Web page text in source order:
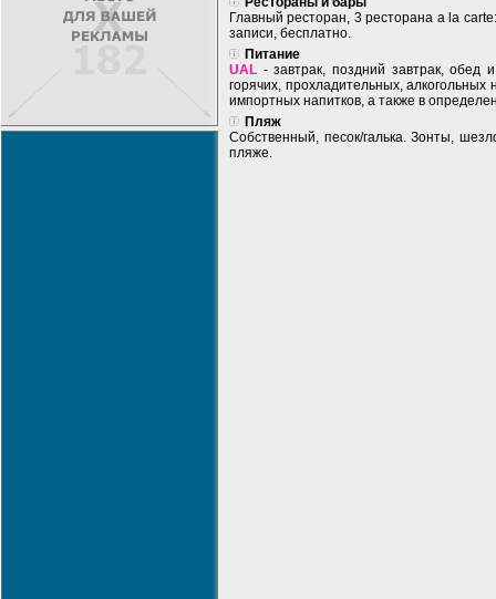
Главный ресторан, 3 ресторана a la
записи, бесплатно.
Питание
UAL - завтрак, поздний завтрак,
горячих, прохладительных,
импортных напитков, а также в
Пляж
Собственный, песок/галька. Зонты,
пляже.